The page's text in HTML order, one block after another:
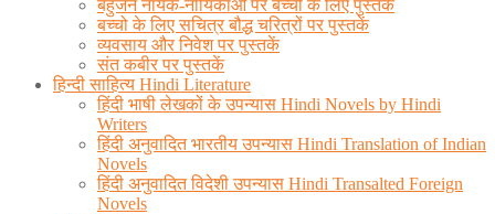
बहुजन नायक-नायिकाओं पर बच्चों के लिए पुस्तकें
बच्चो के लिए सचित्र बौद्ध चरित्रों पर पुस्तकें
व्यवसाय और निवेश पर पुस्तकें
संत कबीर पर पुस्तकें
हिन्दी साहित्य Hindi Literature
हिंदी भाषी लेखकों के उपन्यास Hindi Novels by Hindi
Writers
हिंदी अनुवादित भारतीय उपन्यास Hindi Translation of Indian
Novels
हिंदी अनुवादित विदेशी उपन्यास Hindi Transalted Foreign
Novels